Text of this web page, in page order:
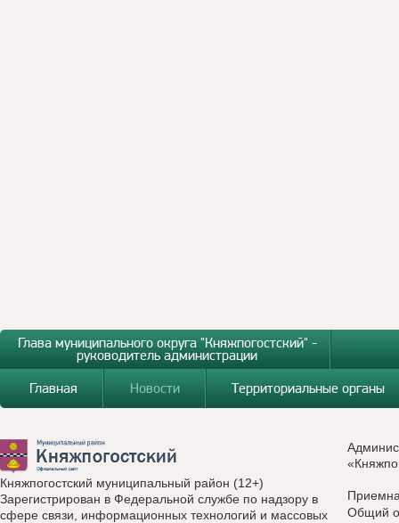
Глава муниципального округа "Княжпогостский" -
руководитель администрации
Главная
Новости Территориальные органы
Княжпогостский муниципальный район (12+)
Зарегистрирован в Федеральной службе по надзору в
сфере связи, информационных технологий и массовых
Общий